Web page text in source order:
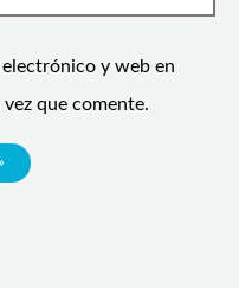
y web en
que comente.